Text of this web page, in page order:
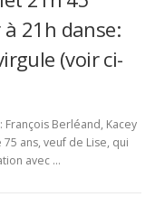
à 21h danse:
(voir ci-
Berléand, Kacey
ans, veuf de Lise, qui
avec …